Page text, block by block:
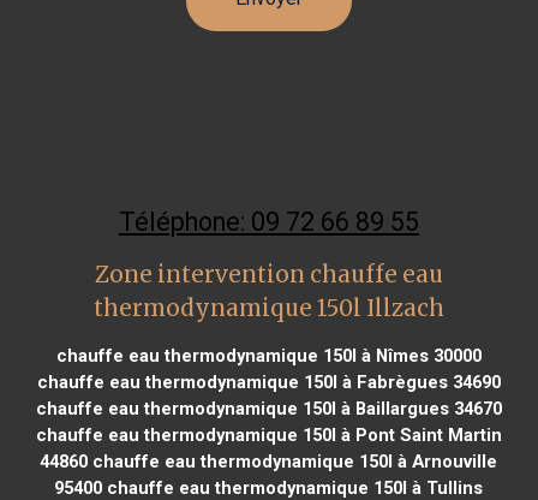
Téléphone: 09 72 66 89 55
Zone intervention chauffe eau
thermodynamique 150l Illzach
chauffe eau thermodynamique 150l à Nîmes 30000
chauffe eau thermodynamique 150l à Fabrègues 34690
chauffe eau thermodynamique 150l à Baillargues 34670
chauffe eau thermodynamique 150l à Pont Saint Martin
44860 chauffe eau thermodynamique 150l à Arnouville
95400 chauffe eau thermodynamique 150l à Tullins